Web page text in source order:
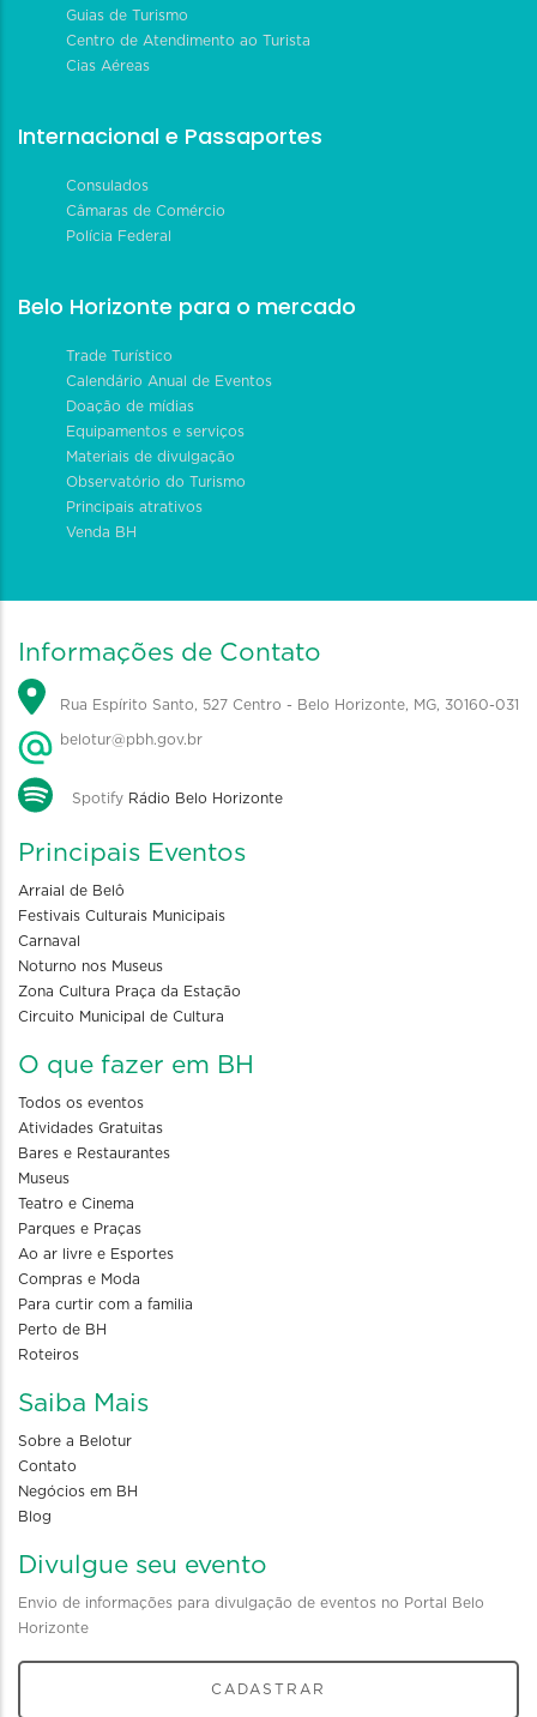
Guias de Turismo
Centro de Atendimento ao Turista
Cias Aéreas
Internacional e Passaportes
Consulados
Câmaras de Comércio
Polícia Federal
Belo Horizonte para o mercado
Trade Turístico
Calendário Anual de Eventos
Doação de mídias
Equipamentos e serviços
Materiais de divulgação
Observatório do Turismo
Principais atrativos
Venda BH
Informações de Contato
Rua Espírito Santo, 527 Centro - Belo Horizonte, MG, 30160-031
belotur@pbh.gov.br
Spotify Rádio Belo Horizonte
Principais Eventos
Arraial de Belô
Festivais Culturais Municipais
Carnaval
Noturno nos Museus
Zona Cultura Praça da Estação
Circuito Municipal de Cultura
O que fazer em BH
Todos os eventos
Atividades Gratuitas
Bares e Restaurantes
Museus
Teatro e Cinema
Parques e Praças
Ao ar livre e Esportes
Compras e Moda
Para curtir com a familia
Perto de BH
Roteiros
Saiba Mais
Sobre a Belotur
Contato
Negócios em BH
Blog
Divulgue seu evento
Envio de informações para divulgação de eventos no Portal Belo
Horizonte
CADASTRAR